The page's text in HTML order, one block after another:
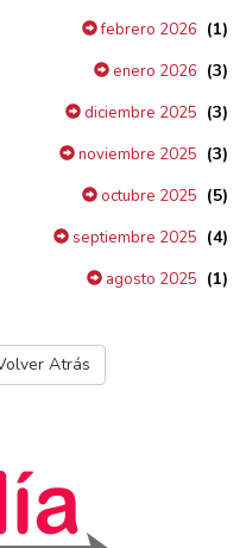
febrero 2026 (1)
enero 2026 (3)
diciembre 2025 (3)
noviembre 2025 (3)
octubre 2025 (5)
septiembre 2025 (4)
agosto 2025 (1)
Atrás